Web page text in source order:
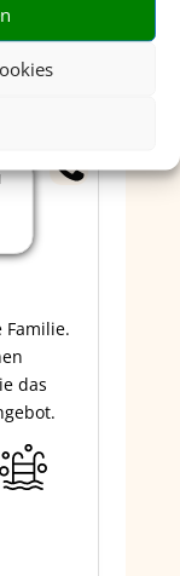
Familie.
das